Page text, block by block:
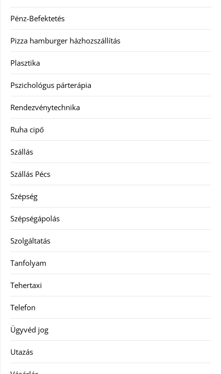
Pénz-Befektetés
Pizza hamburger házhozszállítás
Plasztika
Pszichológus párterápia
Rendezvénytechnika
Ruha cipő
Szállás
Szállás Pécs
Szépség
Szépségápolás
Szolgáltatás
Tanfolyam
Tehertaxi
Telefon
Ügyvéd jog
Utazás